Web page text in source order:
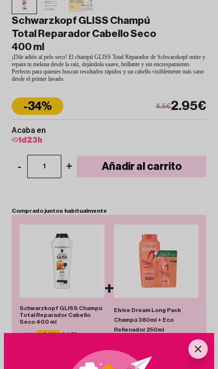
Schwarzkopf GLISS Champú
Total Reparador Cabello Seco
400 ml
¡Dile adiós al pelo seco! El champú GLISS Total Reparador de Schwarzkopf nutre y
repara tu melena desde la raíz, dejándola suave, brillante y sin encrespamiento.
Perfecto para quienes buscan resultados rápidos y un cabello visiblemente más sano
desde el primer lavado.
2.95€
-34% 4.5€
Acaba en
1 d 23 h
- 1 + Añadir al carrito
Comprado juntos habitualmente
Schwarzkopf GLISS Champú
Total Reparador Cabello
Seco 400 ml
4.50€ -34% 2.95€
+
Elvive Dream Long Pack
Champú 380ml + Eco
Rellenador 250ml